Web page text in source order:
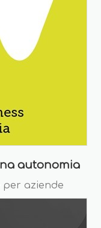
autonomia
per aziende